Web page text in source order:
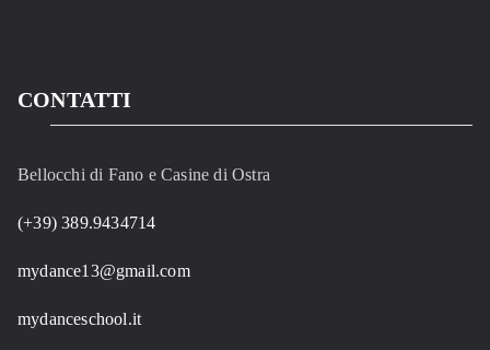
CONTATTI
Bellocchi di Fano e Casine di Ostra
(+39) 389.9434714
mydance13@gmail.com
mydanceschool.it